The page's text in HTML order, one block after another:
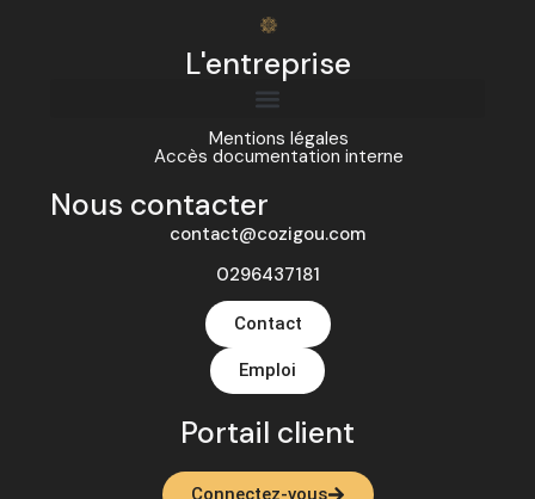
L'entreprise
Mentions légales
Accès documentation interne
Nous contacter
contact@cozigou.com
0296437181
Contact
Emploi
Portail client
Connectez-vous